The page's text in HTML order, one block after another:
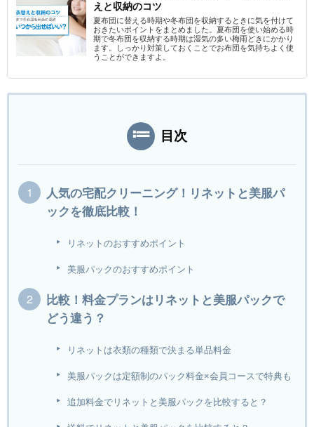
えと収納のコツ
夏布団に替える時期や冬布団を収納するときに気を付けて
おきたいポイントをまとめました。夏布団を使い始める時
期で冬布団を収納する時期は湿気の多い梅雨どきにかかり
ます。しっかり対策しておくことでお布団を気持ちよく使
うことができますよ。
目次
人気の宅配クリーニング！リネットと美服パ
ックを徹底比較！
リネットのおすすめポイント
美服パックのおすすめポイント
比較！料金プランはリネットと美服パックで
どう違う？
リネットは衣類の種類で決まる単品料金
美服パックは定額制のパック料金×会員コースで特典も
追加料金でリネットと美服パックを比較すると？